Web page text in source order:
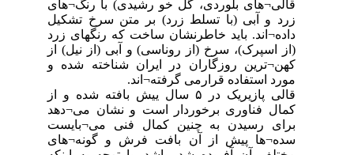
قالی¬های بلوردی، گل خو رشیدی) با رنگ¬های
زرد و آبی (با تسلط زرد) بر متن سرخ تشکیل
داده¬اند. باید خاطرنشان ساخت که رنگهای زرد
(از اسپرک)، سرخ (از روناسی) و آبی (از نیل) از
کهن¬ترین روزگاران در ایران شناخته شده و
مورد استفاده قرارمی گرفته¬اند.
‏قالی پازیریک در ۵ ‏سال ییش بافته شده و از
کمال فناوری برخوردار است و نشان می¬دهد
برای رسیدن به چنین کمال فنی می¬بایست
سده¬ها پیش از آن بافت فرش و گونه¬های